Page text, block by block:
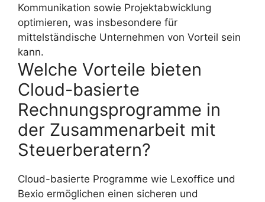
Kommunikation sowie Projektabwicklung
optimieren, was insbesondere für
mittelständische Unternehmen von Vorteil sein
kann.
Welche Vorteile bieten
Cloud-basierte
Rechnungsprogramme in
der Zusammenarbeit mit
Steuerberatern?
Cloud-basierte Programme wie Lexoffice und
Bexio ermöglichen einen sicheren und